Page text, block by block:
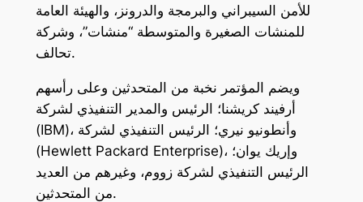
للأمن السيبراني والبرمجة والدرونز، والهيئة العامة
للمنشات الصغيرة والمتوسطة “منشات”، وشركة
تحالف.
ويضم المؤتمر نخبة من المتحدثين وعلى رأسهم
أرفيند كريشنا؛ الرئيس والمدير التنفيذي لشركة
(IBM)، وأنطونيو نيري؛ الرئيس التنفيذي لشركة
(Hewlett Packard Enterprise)، وإريك يوان؛
الرئيس التنفيذي لشركة زووم، وغيرهم من العديد
من المتحدثين.